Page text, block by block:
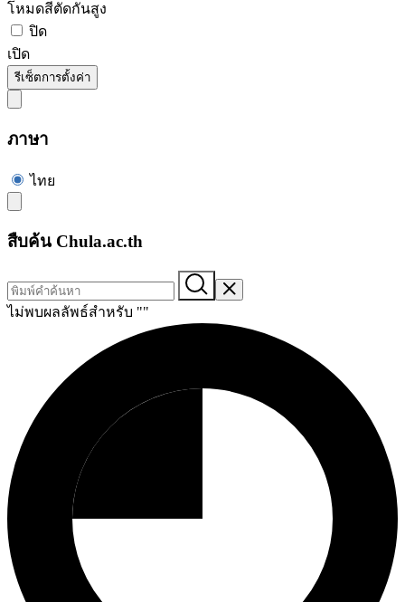
โหมดสีตัดกันสูง
ปิด
เปิด
รีเซ็ตการตั้งค่า
ภาษา
ไทย
สืบค้น Chula.ac.th
ไม่พบผลลัพธ์สำหรับ ""